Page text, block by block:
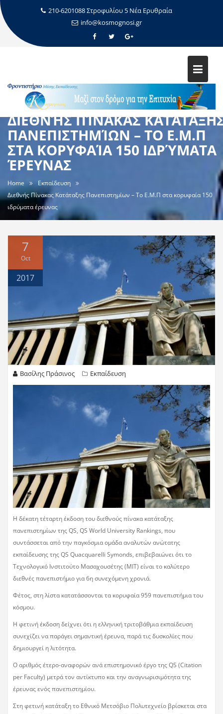
210-6201088 Στροφυλίου 5 Νέα Ερυθραία
info@kosmognosi.gr
ΔΙΕΘΝΉΣ ΠΊΝΑΚΑΣ
ΠΑΝΕΠΙΣΤΗΜΊΩΝ – TO Ε.Μ.Π
ΣΤΑ ΚΟΡΥΦΑΊΑ 150 ΙΔΡΎΜΑΤΑ
ΈΡΕΥΝΑΣ
Home
Εκπαίδευση
Διεθνής Πίνακας Κατάταξης Πανεπιστημίων – To Ε.Μ.Π στα κορυφαία 150
ιδρύματα έρευνας
7
Oct
2017
Βασίλης Πράσινος Εκπαίδευση
Η δέκατη τέταρτη έκδοση του διεθνούς πίνακα κατάταξης
πανεπιστημίων της QS, QS World University Rankings, που
συντάσσεται από την παγκόσμια ομάδα αναλυτών ανώτατης
εκπαίδευσης της QS Quacquarelli Symonds, επιβεβαιώνει ότι το
Τεχνολογικό Ινστιτούτο Μασαχουσέτης (ΜΙΤ) είναι το καλύτερο
διεθνές πανεπιστήμιο για 6η συνεχόμενη χρονιά.
Φέτος, στη λίστα κατατάσσονται τα κορυφαία 959 πανεπιστήμια του
κόσμου.
Η φετινή έκδοση δείχνει ότι η ελληνική τριτοβάθμια εκπαίδευση
συνεχίζει να παράγει σημαντική έρευνα, παρά τις δυσκολίες που
δημιουργεί η λιτότητα.
Ο αριθμός έτερο-αναφορών ανά επιστημονικό έργο της QS (Citation
per Faculty) μετρά τον αντίκτυπο και την αναγνωρισιμότητα της
έρευνας ενός πανεπιστημίου.
Στη φετινή κατάταξη το Εθνικό Μετσόβιο Πολυτεχνείο βρίσκεται στα